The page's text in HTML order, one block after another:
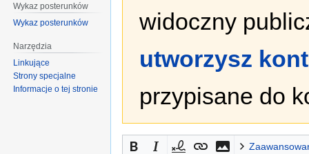
widoczny
utworzysz
przypisane do
Wykaz posterunków
Wykaz posterunków
Narzędzia
Linkujące
Strony specjalne
Informacje o tej stronie